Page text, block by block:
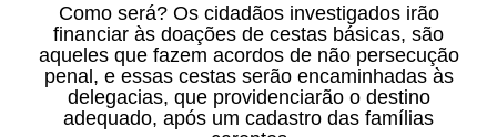
Como será? Os cidadãos investigados irão
financiar às doações de cestas básicas, são
aqueles que fazem acordos de não persecução
penal, e essas cestas serão encaminhadas às
delegacias, que providenciarão o destino
adequado, após um cadastro das famílias